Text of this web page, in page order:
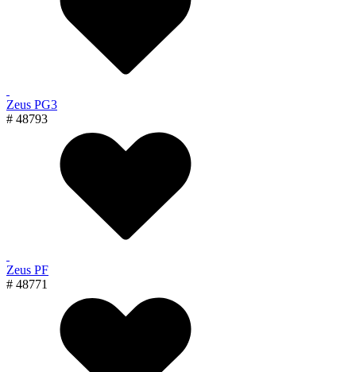
Zeus PG3
# 48793
Zeus PF
# 48771